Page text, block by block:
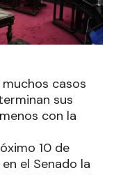
casos
sus
con la
10 de
el Senado la